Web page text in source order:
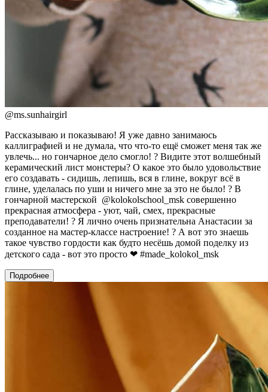
@ms.sunhairgirl
Рассказываю и показываю! Я уже давно занимаюсь
каллиграфией и не думала, что что-то ещё сможет меня так же
увлечь... но гончарное дело смогло! ? Видите этот волшебный
керамический лист монстеры? О какое это было удовольствие
его создавать - сидишь, лепишь, вся в глине, вокруг всё в
глине, уделалась по уши и ничего мне за это не было! ? В
гончарной мастерской @kolokolschool_msk совершенно
прекрасная атмосфера - уют, чай, смех, прекрасные
преподаватели! ? Я лично очень признательна Анастасии за
созданное на мастер-классе настроение! ? А вот это знаешь
такое чувство гордости как будто несёшь домой поделку из
детского сада - вот это просто ❤ #made_kolokol_msk
Подробнее